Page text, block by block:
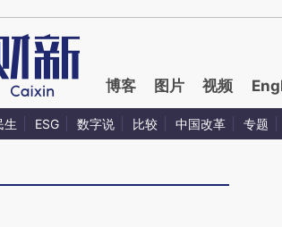
博客 图片 视频
生 ESG 数字说 比较 中国改革 专题